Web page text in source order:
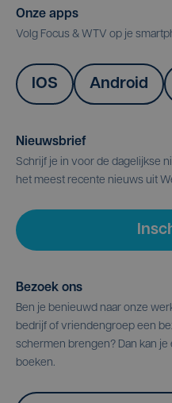
Onze apps
Volg Focus & WTV op je
IOS Android
Nieuwsbrief
Schrijf je in voor de dagelijkse
het meest recente nieuws uit
Bezoek ons
Ben je benieuwd naar onze
bedrijf of vriendengroep een
schermen brengen? Dan kan
boeken.